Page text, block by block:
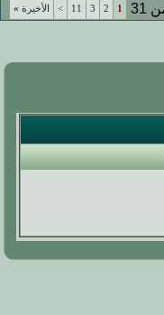
1
2
3
11
> الأخيرة »